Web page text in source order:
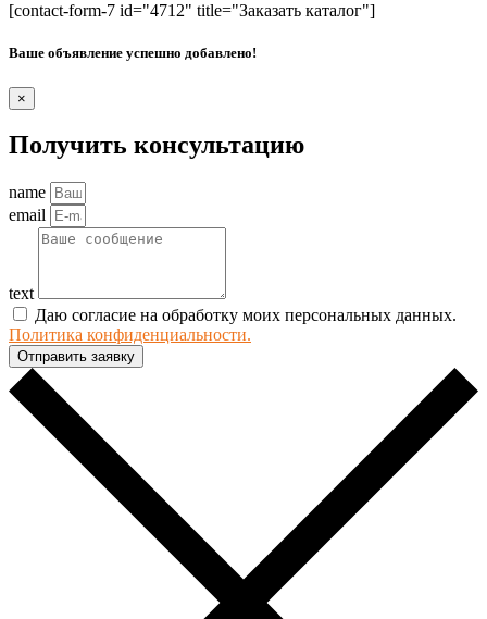
[contact-form-7 id="4712" title="Заказать каталог"]
Ваше объявление успешно добавлено!
×
Получить консультацию
name
email
text
Даю согласие на обработку моих персональных данных.
Политика конфиденциальности.
Отправить заявку